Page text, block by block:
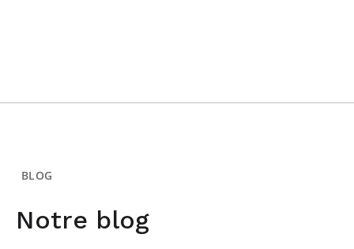
BLOG
Notre blog